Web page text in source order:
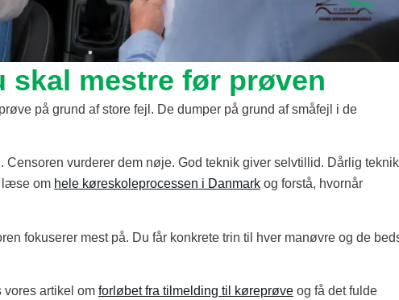
skal mestre før prøven
på grund af store fejl. De dumper på grund af småfejl i de
Censoren vurderer dem nøje. God teknik giver selvtillid. Dårlig teknik
læse om hele køreskoleprocessen i Danmark og forstå, hvornår
fokuserer mest på. Du får konkrete trin til hver manøvre og de
artikel om forløbet fra tilmelding til køreprøve og få det fulde